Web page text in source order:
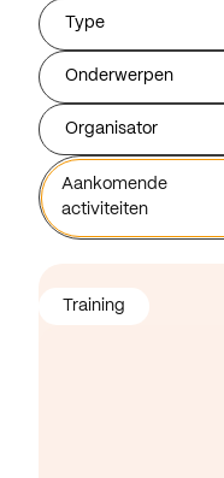
Type
Onderwerpen
Organisator
Aankomende
activiteiten
Training